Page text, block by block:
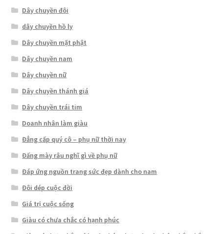
Dây chuyền đôi
dây chuyền hồ ly
Dây chuyền mặt phật
Dây chuyền nam
Dây chuyền nữ
Dây chuyền thánh giá
Dây chuyền trái tim
Doanh nhân làm giàu
Đẳng cấp quý cô – phụ nữ thời nay
Đấng mày râu nghĩ gì về phụ nữ
Đáp ứng nguồn trang sức đẹp dành cho nam
Đôi dép cuộc đời
Giá trị cuộc sống
Giàu có chưa chắc có hạnh phúc